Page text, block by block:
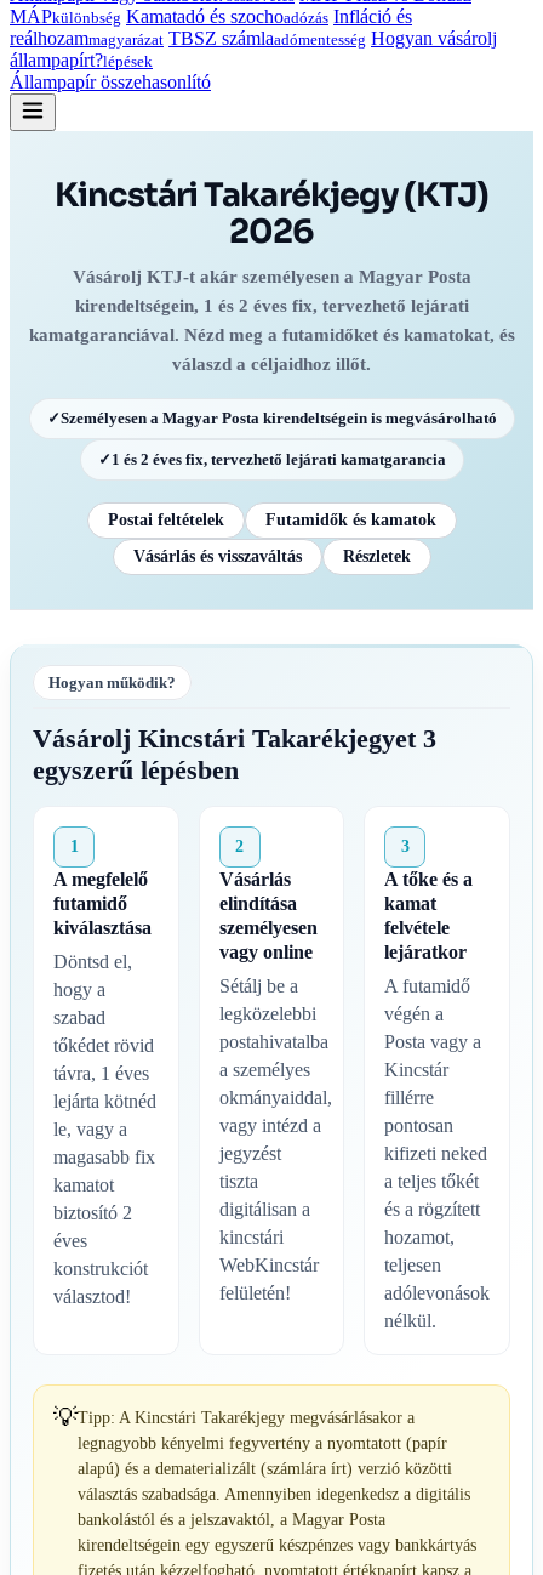
MÁPkülönbség Kamatadó és szochoadózás Infláció és
reálhozammagyarázat TBSZ számlaadómentesség Hogyan vásárolj
állampapírt?lépések
Állampapír összehasonlító
Kincstári Takarékjegy (KTJ)
2026
Vásárolj KTJ-t akár személyesen a Magyar Posta
kirendeltségein, 1 és 2 éves fix, tervezhető lejárati
kamatgaranciával. Nézd meg a futamidőket és kamatokat, és
válaszd a céljaidhoz illőt.
✓Személyesen a Magyar Posta kirendeltségein is megvásárolható
✓ 1 és 2 éves fix, tervezhető lejárati kamatgarancia
Postai feltételek
Futamidők és kamatok
Vásárlás és visszaváltás
Részletek
Hogyan működik?
Vásárolj Kincstári Takarékjegyet 3
egyszerű lépésben
1
A megfelelő
futamidő
kiválasztása
Döntsd el,
hogy a
szabad
tőkédet rövid
távra, 1 éves
lejárta kötnéd
le, vagy a
magasabb fix
kamatot
biztosító 2
éves
konstrukciót
választod!
2
Vásárlás
elindítása
személyesen
vagy online
Sétálj be a
legközelebbi
postahivatalba
a személyes
okmányaiddal,
vagy intézd a
jegyzést
tiszta
digitálisan a
kincstári
WebKincstár
felületén!
3
A tőke és a
kamat
felvétele
lejáratkor
A futamidő
végén a
Posta vagy a
Kincstár
fillérre
pontosan
kifizeti neked
a teljes tőkét
és a rögzített
hozamot,
teljesen
adólevonások
nélkül.
💡Tipp: A Kincstári Takarékjegy megvásárlásakor a
legnagyobb kényelmi fegyvertény a nyomtatott (papír
alapú) és a dematerializált (számlára írt) verzió közötti
választás szabadsága. Amennyiben idegenkedsz a digitális
bankolástól és a jelszavaktól, a Magyar Posta
kirendeltségein egy egyszerű készpénzes vagy bankkártyás
fizetés után kézzelfogható, nyomtatott értékpapírt kapsz a